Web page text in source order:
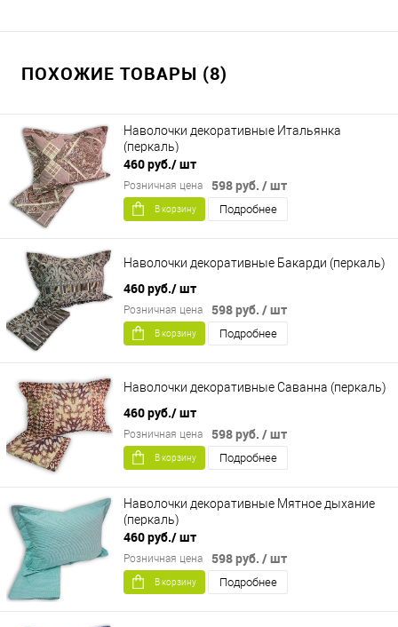
ПОХОЖИЕ ТОВАРЫ (8)
Наволочки декоративные Итальянка
(перкаль)
460 руб./ шт
598 руб. / шт
Розничная цена
В корзину Подробнее
Наволочки декоративные Бакарди (перкаль)
460 руб./ шт
598 руб. / шт
Розничная цена
В корзину Подробнее
Наволочки декоративные Саванна (перкаль)
460 руб./ шт
598 руб. / шт
Розничная цена
В корзину Подробнее
Наволочки декоративные Мятное дыхание
(перкаль)
460 руб./ шт
598 руб. / шт
Розничная цена
В корзину Подробнее